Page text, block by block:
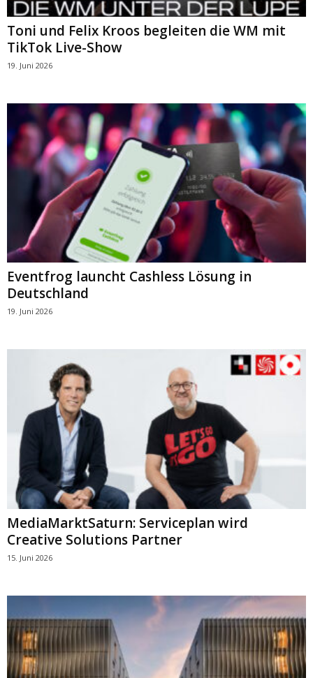
Toni und Felix Kroos begleiten die WM mit
TikTok Live-Show
19. Juni 2026
Eventfrog launcht Cashless Lösung in
Deutschland
19. Juni 2026
MediaMarktSaturn: Serviceplan wird
Creative Solutions Partner
15. Juni 2026